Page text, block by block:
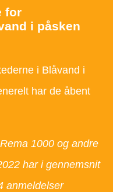
for
i påsken
i Blåvand i
har de åbent
1000 og andre
har i gennemsnit
anmeldelser